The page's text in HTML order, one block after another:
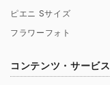
ピエニ Sサイズ
フラワーフォト
コンテンツ・サービス